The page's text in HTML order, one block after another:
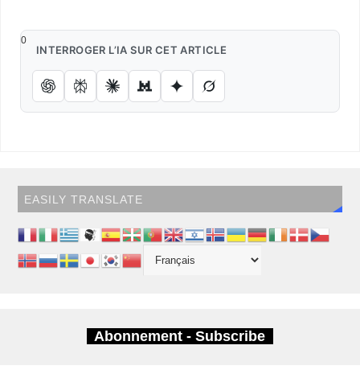
0
INTERROGER L’IA SUR CET ARTICLE
EASILY TRANSLATE
Abonnement - Subscribe